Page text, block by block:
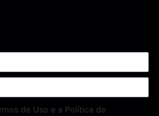
de Uso e a Política de